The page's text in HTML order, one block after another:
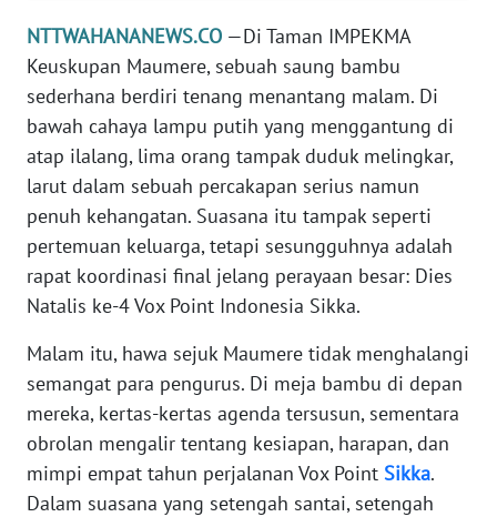
NTTWAHANANEWS.CO —Di Taman IMPEKMA
Keuskupan Maumere, sebuah saung bambu
sederhana berdiri tenang menantang malam. Di
bawah cahaya lampu putih yang menggantung di
atap ilalang, lima orang tampak duduk melingkar,
larut dalam sebuah percakapan serius namun
penuh kehangatan. Suasana itu tampak seperti
pertemuan keluarga, tetapi sesungguhnya adalah
rapat koordinasi final jelang perayaan besar: Dies
Natalis ke-4 Vox Point Indonesia Sikka.
Malam itu, hawa sejuk Maumere tidak menghalangi
semangat para pengurus. Di meja bambu di depan
mereka, kertas-kertas agenda tersusun, sementara
obrolan mengalir tentang kesiapan, harapan, dan
mimpi empat tahun perjalanan Vox Point Sikka.
Dalam suasana yang setengah santai, setengah
DISCLAIMER
Wahana
News
WN
SUMUT
WN
JAKARTA
WN
JABAR
WN
BANTEN